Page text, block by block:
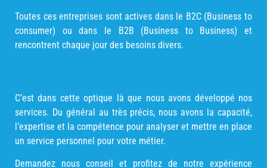
Toutes ces entreprises sont actives dans le B2C (Business to
consumer) ou dans le B2B (Business to Business) et
rencontrent chaque jour des besoins divers.
C’est dans cette optique là que nous avons développé nos
services. Du général au très précis, nous avons la capacité,
l’expertise et la compétence pour analyser et mettre en place
un service personnel pour votre métier.
Demandez nous conseil et profitez de notre expérience